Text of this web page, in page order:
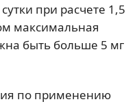
при расчете 1,5
максимальная
быть больше 5 мг
по применению